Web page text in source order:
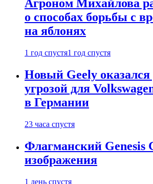
Агроном Михайлова
о способах борьбы с
на яблонях
1 год спустя1 год спустя
Новый Geely оказался
угрозой для
в Германии
23 часа спустя
Флагманский Genesis
изображения
1 день спустя